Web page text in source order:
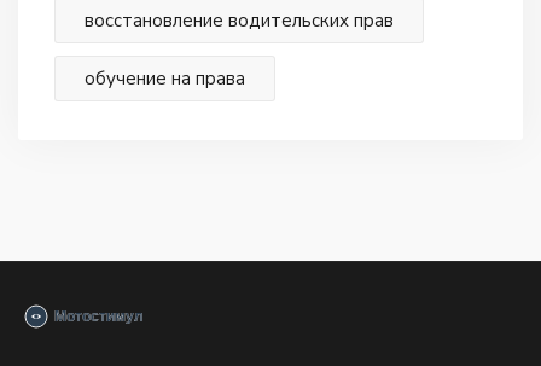
восстановление водительских прав
обучение на права